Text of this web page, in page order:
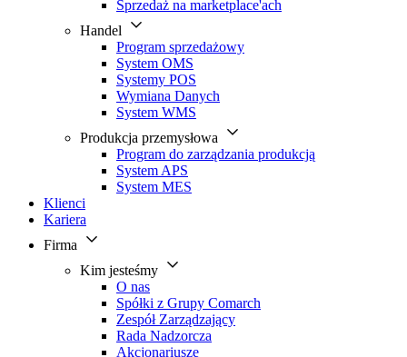
Sprzedaż na marketplace'ach
Handel
Program sprzedażowy
System OMS
Systemy POS
Wymiana Danych
System WMS
Produkcja przemysłowa
Program do zarządzania produkcją
System APS
System MES
Klienci
Kariera
Firma
Kim jesteśmy
O nas
Spółki z Grupy Comarch
Zespół Zarządzający
Rada Nadzorcza
Akcjonariusze